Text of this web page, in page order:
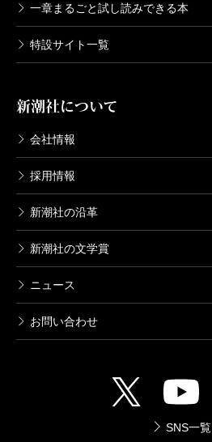
一章まるごと試し読みできる本
特設サイト一覧
新潮社について
会社情報
採用情報
新潮社の沿革
新潮社の文学賞
ニュース
お問い合わせ
SNS一覧